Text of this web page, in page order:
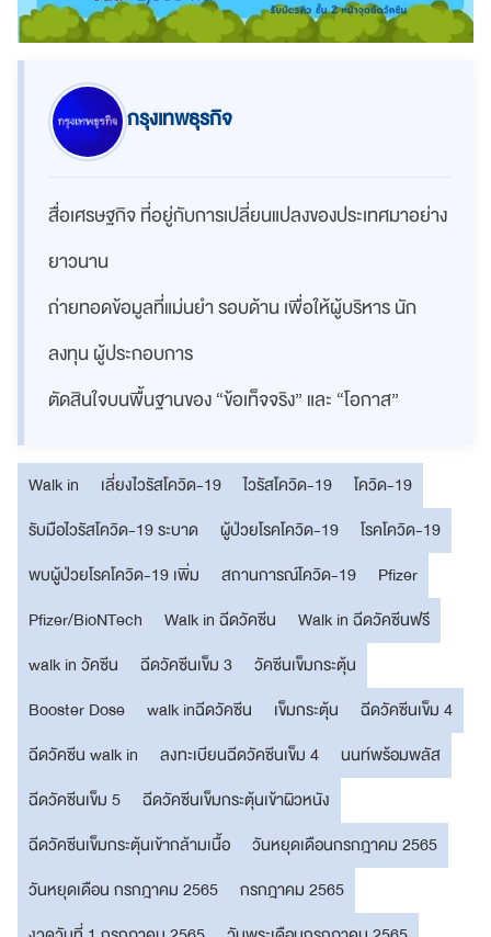
กรุงเทพธุรกิจ
สื่อเศรษฐกิจ ที่อยู่กับการเปลี่ยนแปลงของประเทศมาอย่าง
ยาวนาน
ถ่ายทอดข้อมูลที่แม่นยำ รอบด้าน เพื่อให้ผู้บริหาร นัก
ลงทุน ผู้ประกอบการ
ตัดสินใจบนพื้นฐานของ “ข้อเท็จจริง” และ “โอกาส”
Walk in เลี่ยงไวรัสโควิด-19 ไวรัสโควิด-19
โควิด-19
รับมือไวรัสโควิด-19 ระบาด
ผู้ป่วยโรคโควิด-19
โรคโควิด-19
พบผู้ป่วยโรคโควิด-19 เพิ่ม
สถานการณ์โควิด-19
Pfizer
Pfizer/BioNTech
Walk in ฉีดวัคซีน
Walk in ฉีดวัคซีนฟรี
walk in วัคซีน
ฉีดวัคซีนเข็ม 3
วัคซีนเข็มกระตุ้น
Booster Dose
walk inฉีดวัคซีน เข็มกระตุ้น
ฉีดวัคซีนเข็ม 4
ฉีดวัคซีน walk in
ลงทะเบียนฉีดวัคซีนเข็ม 4
นนท์พร้อมพลัส
ฉีดวัคซีนเข็ม 5
ฉีดวัคซีนเข็มกระตุ้นเข้าผิวหนัง
ฉีดวัคซีนเข็มกระตุ้นเข้ากล้ามเนื้อ
วันหยุดเดือนกรกฎาคม 2565
วันหยุดเดือน กรกฎาคม 2565
กรกฎาคม 2565